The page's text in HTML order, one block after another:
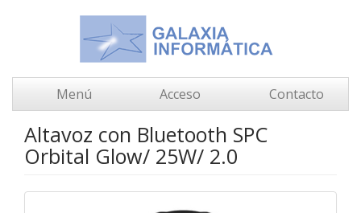
Menú Acceso Contacto
Altavoz con Bluetooth SPC
Orbital Glow/ 25W/ 2.0